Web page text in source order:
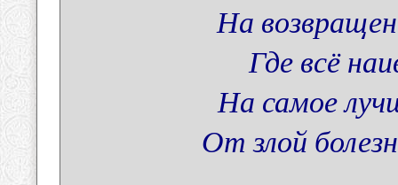
На
Где всё
На самое
От злой